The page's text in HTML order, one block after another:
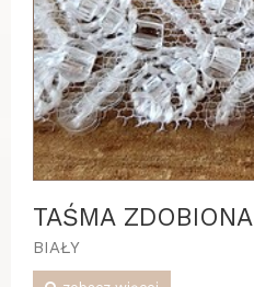
TAŚMA ZDOBIONA
BIAŁY